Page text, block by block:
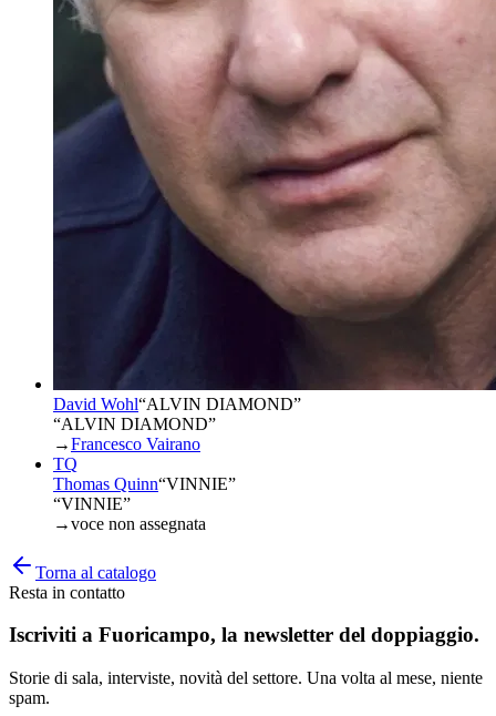
David Wohl“ALVIN DIAMOND”
“ALVIN DIAMOND”
→Francesco Vairano
TQ
Thomas Quinn“VINNIE”
“VINNIE”
→voce non assegnata
Torna al catalogo
Resta in contatto
Iscriviti a Fuoricampo, la newsletter del doppiaggio.
Storie di sala, interviste, novità del settore. Una volta al mese, niente
spam.